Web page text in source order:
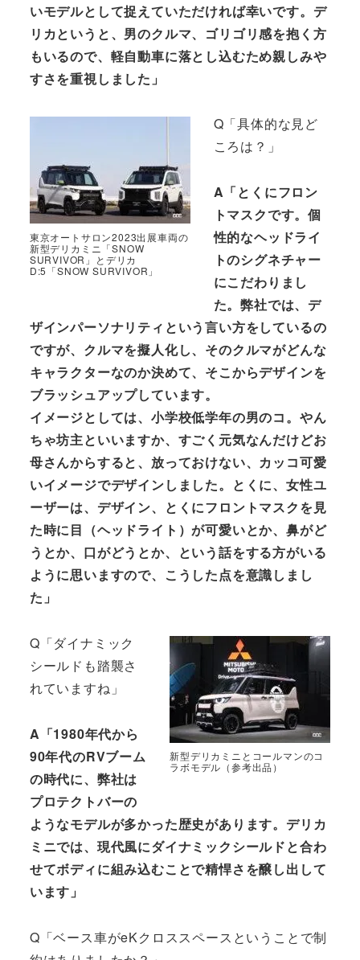
いモデルとして捉えていただければ幸いです。デ
リカというと、男のクルマ、ゴリゴリ感を抱く方
もいるので、軽自動車に落とし込むため親しみや
すさを重視しました」
東京オートサロン2023出展車両の
新型デリカミニ「SNOW
SURVIVOR」とデリカ
D:5「SNOW SURVIVOR」
Q「具体的な見ど
ころは？」
A「とくにフロン
トマスクです。個
性的なヘッドライ
トのシグネチャー
にこだわりまし
た。弊社では、デ
ザインパーソナリティという言い方をしているの
ですが、クルマを擬人化し、そのクルマがどんな
キャラクターなのか決めて、そこからデザインを
ブラッシュアップしています。
イメージとしては、小学校低学年の男のコ。やん
ちゃ坊主といいますか、すごく元気なんだけどお
母さんからすると、放っておけない、カッコ可愛
いイメージでデザインしました。とくに、女性ユ
ーザーは、デザイン、とくにフロントマスクを見
た時に目（ヘッドライト）が可愛いとか、鼻がど
うとか、口がどうとか、という話をする方がいる
ように思いますので、こうした点を意識しまし
た」
新型デリカミニとコールマンのコ
ラボモデル（参考出品）
Q「ダイナミック
シールドも踏襲さ
れていますね」
A「1980年代から
90年代のRVブーム
の時代に、弊社は
プロテクトバーの
ようなモデルが多かった歴史があります。デリカ
ミニでは、現代風にダイナミックシールドと合わ
せてボディに組み込むことで精悍さを醸し出して
います」
Q「ベース車がeKクロススペースということで制